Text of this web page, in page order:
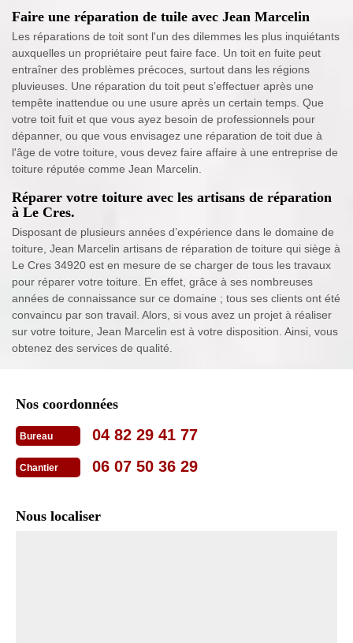
Faire une réparation de tuile avec Jean Marcelin
Les réparations de toit sont l'un des dilemmes les plus inquiétants
auxquelles un propriétaire peut faire face. Un toit en fuite peut
entraîner des problèmes précoces, surtout dans les régions
pluvieuses. Une réparation du toit peut s’effectuer après une
tempête inattendue ou une usure après un certain temps. Que
votre toit fuit et que vous ayez besoin de professionnels pour
dépanner, ou que vous envisagez une réparation de toit due à
l'âge de votre toiture, vous devez faire affaire à une entreprise de
toiture réputée comme Jean Marcelin.
Réparer votre toiture avec les artisans de réparation
à Le Cres.
Disposant de plusieurs années d’expérience dans le domaine de
toiture, Jean Marcelin artisans de réparation de toiture qui siège à
Le Cres 34920 est en mesure de se charger de tous les travaux
pour réparer votre toiture. En effet, grâce à ses nombreuses
années de connaissance sur ce domaine ; tous ses clients ont été
convaincu par son travail. Alors, si vous avez un projet à réaliser
sur votre toiture, Jean Marcelin est à votre disposition. Ainsi, vous
obtenez des services de qualité.
Nos coordonnées
Bureau 04 82 29 41 77
Chantier 06 07 50 36 29
Nous localiser